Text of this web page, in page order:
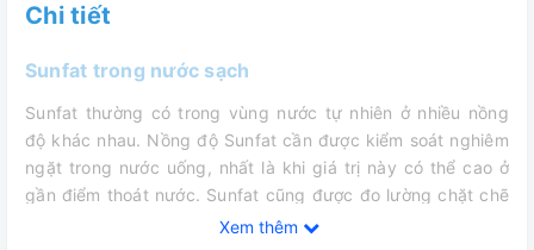
Chi tiết
Sunfat trong nước sạch
Sunfat thường có trong vùng nước tự nhiên ở nhiều nồng
độ khác nhau. Nồng độ Sunfat cần được kiểm soát nghiêm
ngặt trong nước uống, nhất là khi giá trị này có thể cao ở
gần điểm thoát nước. Sunfat cũng được đo lường chặt chẽ
trong sản xuất các loại đồ uống như bia, do ảnh hưởng của
Xem thêm